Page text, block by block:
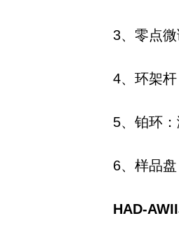
3、零点
4、环
5、铂环
6、样品
HAD-